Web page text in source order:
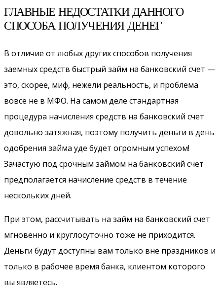
ГЛАВНЫЕ НЕДОСТАТКИ ДАННОГО
СПОСОБА ПОЛУЧЕНИЯ ДЕНЕГ
В отличие от любых других способов получения
заемных средств быстрый займ на банковский счет —
это, скорее, миф, нежели реальность, и проблема
вовсе не в МФО. На самом деле стандартная
процедура начисления средств на банковский счет
довольно затяжная, поэтому получить деньги в день
одобрения займа уде будет огромным успехом!
Зачастую под срочным займом на банковский счет
предполагается начисление средств в течение
нескольких дней.
При этом, рассчитывать на займ на банковский счет
мгновенно и круглосуточно тоже не приходится.
Деньги будут доступны вам только вне праздников и
только в рабочее время банка, клиентом которого
вы являетесь.